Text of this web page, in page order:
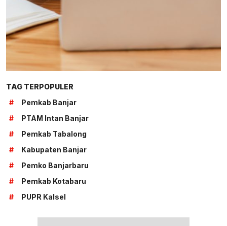
TAG TERPOPULER
#
Pemkab Banjar
#
PTAM Intan Banjar
#
Pemkab Tabalong
#
Kabupaten Banjar
#
Pemko Banjarbaru
#
Pemkab Kotabaru
#
PUPR Kalsel